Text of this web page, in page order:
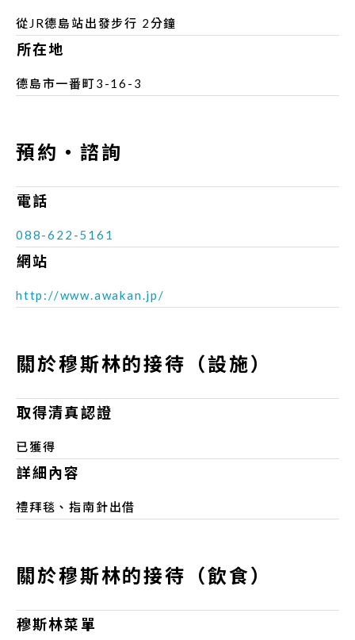
從JR德島站出發步行 2分鐘
所在地
德島市一番町3-16-3
預約‧諮詢
電話
088-622-5161
網站
http://www.awakan.jp/
關於穆斯林的接待（設施）
取得清真認證
已獲得
詳細內容
禮拜毯、指南針出借
關於穆斯林的接待（飲食）
穆斯林菜單